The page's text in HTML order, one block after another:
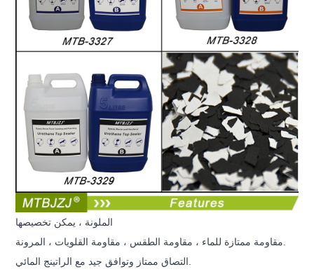
الملونة ، يمكن تخصيصها